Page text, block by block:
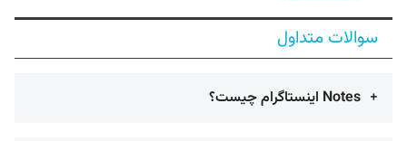
سوالات متداول
Notes اینستاگرام چیست؟